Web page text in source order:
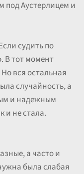
под Аустерлицем и
судить по
В тот момент
вся остальная
случайность, а
и надежным
и не стала.
а часто и
была слабая